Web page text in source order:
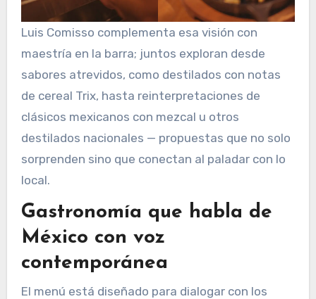
Luis Comisso complementa esa visión con
maestría en la barra; juntos exploran desde
sabores atrevidos, como destilados con notas
de cereal Trix, hasta reinterpretaciones de
clásicos mexicanos con mezcal u otros
destilados nacionales — propuestas que no solo
sorprenden sino que conectan al paladar con lo
local.
Gastronomía que habla de
México con voz
contemporánea
El menú está diseñado para dialogar con los